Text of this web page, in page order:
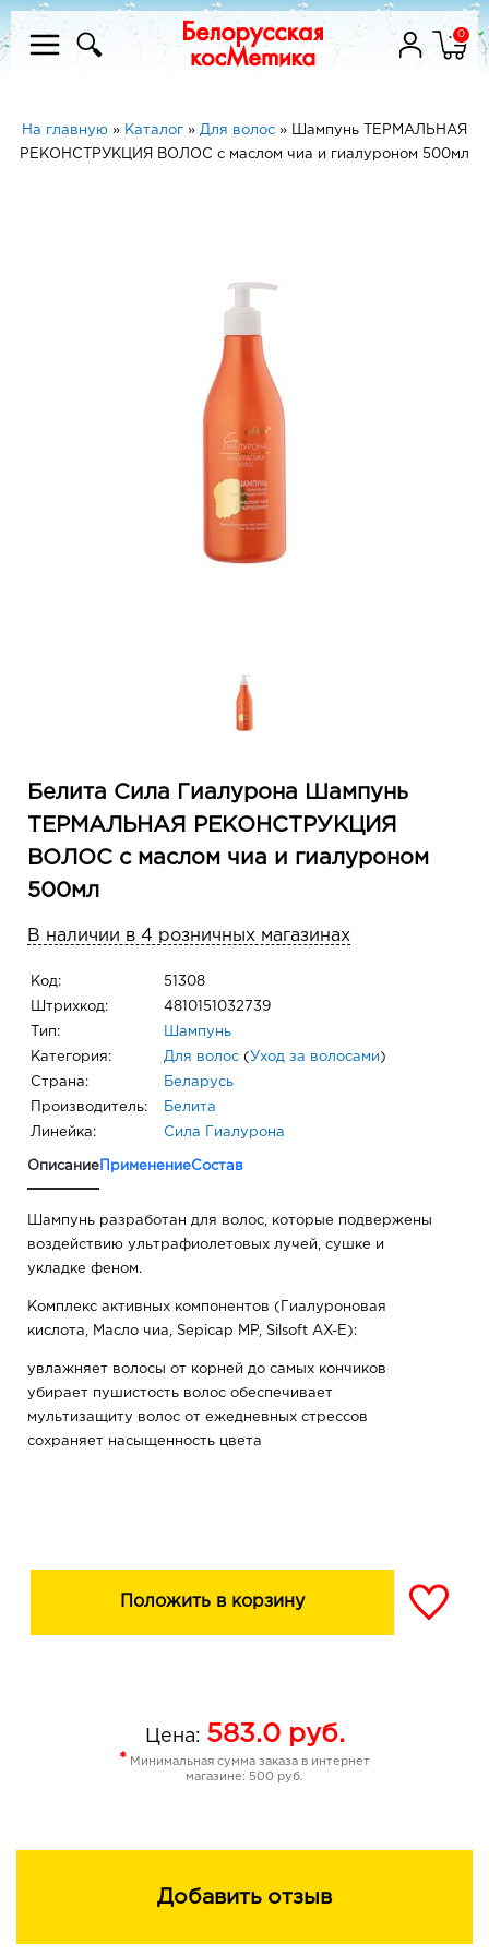
0
На главную » Каталог » Для волос »
Шампунь ТЕРМАЛЬНАЯ
РЕКОНСТРУКЦИЯ ВОЛОС с маслом чиа и гиалуроном 500мл
Белита Сила Гиалурона Шампунь
ТЕРМАЛЬНАЯ РЕКОНСТРУКЦИЯ
ВОЛОС с маслом чиа и гиалуроном
500мл
В наличии в 4 розничных магазинах
Код: 51308
Штрихкод: 4810151032739
Тип: Шампунь
Категория: Для волос ( Уход за волосами )
Страна: Беларусь
Производитель: Белита
Линейка: Сила Гиалурона
Описание ПрименениеСостав
Шампунь разработан для волос, которые подвержены
воздействию ультрафиолетовых лучей, сушке и
укладке феном.
Комплекс активных компонентов (Гиалуроновая
кислота, Масло чиа, Sepicap MP, Silsoft AX-Е):
увлажняет волосы от корней до самых кончиков
убирает пушистость волос обеспечивает
мультизащиту волос от ежедневных стрессов
сохраняет насыщенность цвета
Положить в корзину
Цена: 583.0руб.
* Минимальная сумма заказа в интернет
магазине: 500 руб.
Добавить отзыв